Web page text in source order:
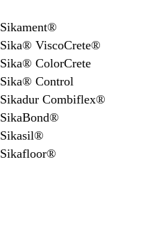
Sikament®
Sika® ViscoCrete®
Sika® ColorCrete
Sika® Control
Sikadur Combiflex®
SikaBond®
Sikasil®
Sikafloor®